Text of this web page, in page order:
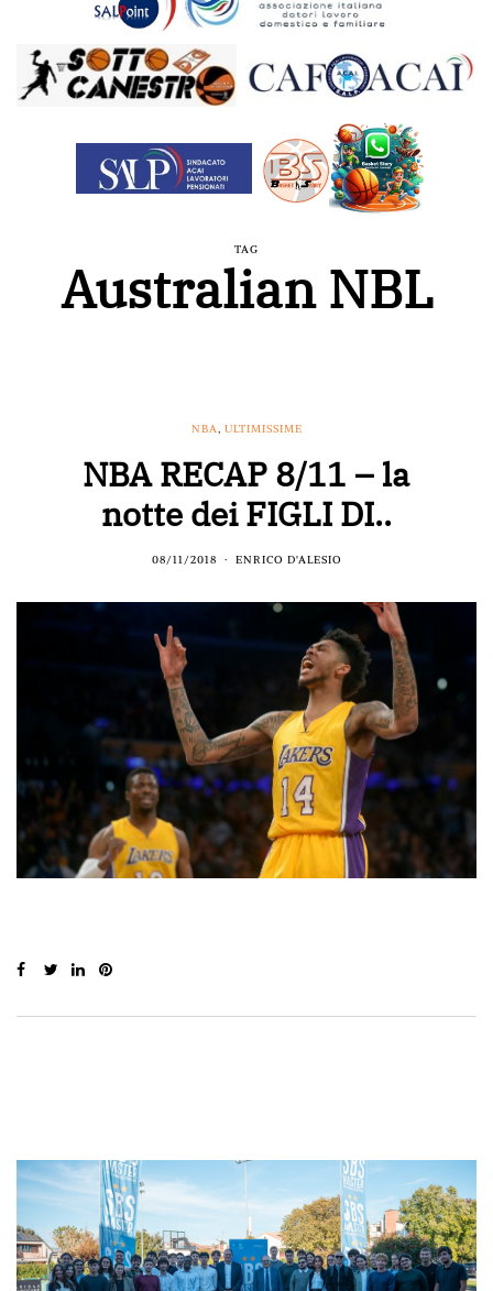
TAG
Australian NBL
NBA, ULTIMISSIME
NBA RECAP 8/11 – la
notte dei FIGLI DI..
08/11/2018 ENRICO D'ALESIO